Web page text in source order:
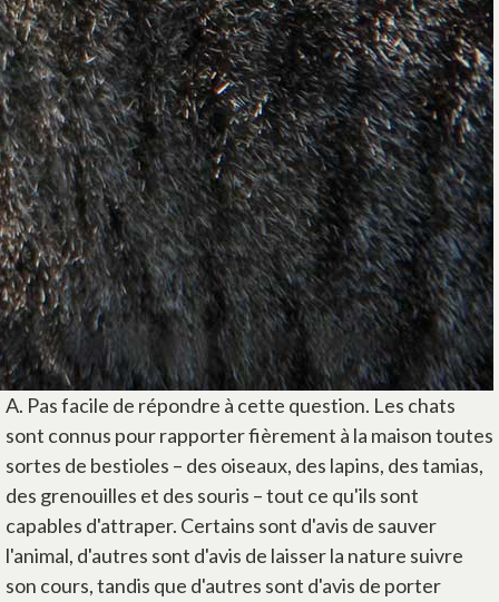
A. Pas facile de répondre à cette question. Les chats
sont connus pour rapporter fièrement à la maison toutes
sortes de bestioles – des oiseaux, des lapins, des tamias,
des grenouilles et des souris – tout ce qu'ils sont
capables d'attraper. Certains sont d'avis de sauver
l'animal, d'autres sont d'avis de laisser la nature suivre
son cours, tandis que d'autres sont d'avis de porter